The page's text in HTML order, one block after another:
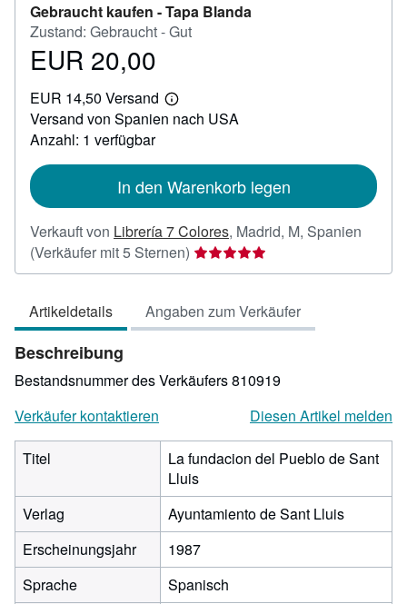
Gebraucht kaufen -Tapa Blanda
Zustand: Gebraucht - Gut
Preis
20,00
EUR 20,00
EUR 14,50 Versand
Weitere
Informationen
Versand von Spanien nach USA
Anzahl: 1 verfügbar
In den Warenkorb legen
Verkauft von Librería 7 Colores, Madrid, M, Spanien
(Verkäufer mit 5 Sternen) Verkäuferbewertung
5
5
Sternen
Artikeldetails Angaben zum Verkäufer
Beschreibung
Bestandsnummer des Verkäufers 810919
Verkäufer kontaktieren
Diesen Artikel melden
Titel
La fundacion del Pueblo de Sant
Lluis
Verlag
Ayuntamiento de Sant Lluis
Erscheinungsjahr
1987
Sprache
Spanisch